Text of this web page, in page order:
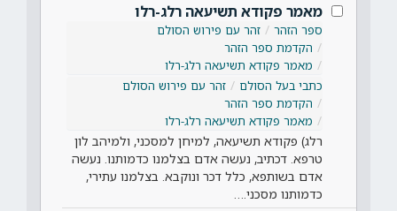
מאמר פקודא תשיעאה רלג-רלו
ספר הזהר
זהר עם פירוש הסולם
הקדמת ספר הזהר
מאמר פקודא תשיעאה רלג-רלו
כתבי בעל הסולם
זהר עם פירוש הסולם
הקדמת ספר הזהר
מאמר פקודא תשיעאה רלג-רלו
רלג) פקודא תשיעאה, למיחן למסכני, ולמיהב לון
טרפא. דכתיב, נעשה אדם בצלמנו כדמותנו. נעשה
אדם בשותפא, כלל דכר ונוקבא. בצלמנו עתירי,
כדמותנו מסכני.…